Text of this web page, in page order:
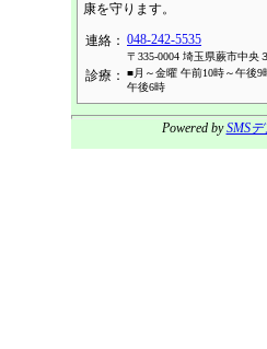
康を守ります。
連絡： 048-242-5535
〒335-0004 埼玉県蕨市中央
診療：
■月～金曜 午前10時～午後
午後6時
Powered bySMS